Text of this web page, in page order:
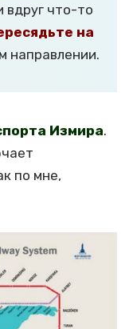
вдруг что-то
на
направлении.
Измира.
по мне,